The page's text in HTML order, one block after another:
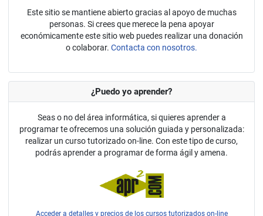
Este sitio se mantiene abierto gracias al apoyo de muchas
personas. Si crees que merece la pena apoyar
económicamente este sitio web puedes realizar una donación
o colaborar. Contacta con nosotros.
¿Puedo yo aprender?
Seas o no del área informática, si quieres aprender a
programar te ofrecemos una solución guiada y personalizada:
realizar un curso tutorizado on-line. Con este tipo de curso,
podrás aprender a programar de forma ágil y amena.
Acceder a detalles y precios de los cursos tutorizados on-line